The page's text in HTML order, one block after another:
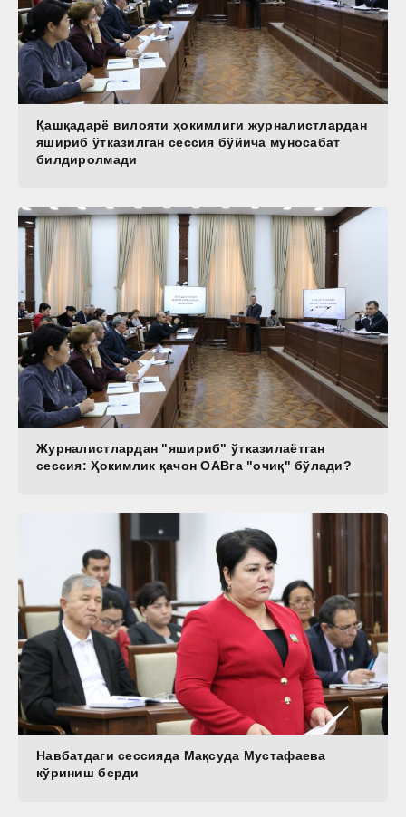
Қашқадарё вилояти ҳокимлиги журналистлардан
яшириб ўтказилган сессия бўйича муносабат
билдиролмади
Журналистлардан "яшириб" ўтказилаётган
сессия: Ҳокимлик қачон ОАВга "очиқ" бўлади?
Навбатдаги сессияда Мақсуда Мустафаева
кўриниш берди